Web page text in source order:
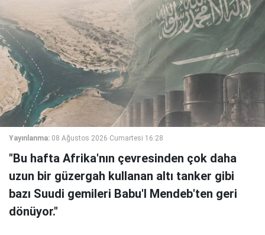
Yayınlanma: 08 Ağustos 2026 Cumartesi 16:28
"Bu hafta Afrika'nın çevresinden çok daha
uzun bir güzergah kullanan altı tanker gibi
bazı Suudi gemileri Babu'l Mendeb'ten geri
dönüyor."